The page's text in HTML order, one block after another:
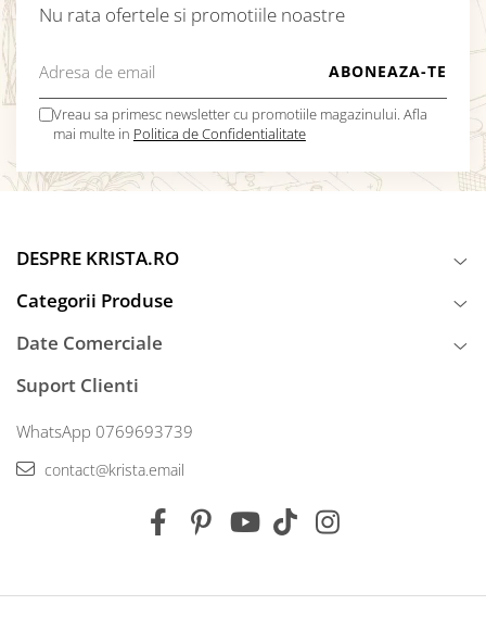
Nu rata ofertele si promotiile noastre
Vreau sa primesc newsletter cu promotiile magazinului. Afla
mai multe in Politica de Confidentialitate
DESPRE KRISTA.RO
Categorii Produse
Date Comerciale
Suport Clienti
WhatsApp 0769693739
contact@krista.email